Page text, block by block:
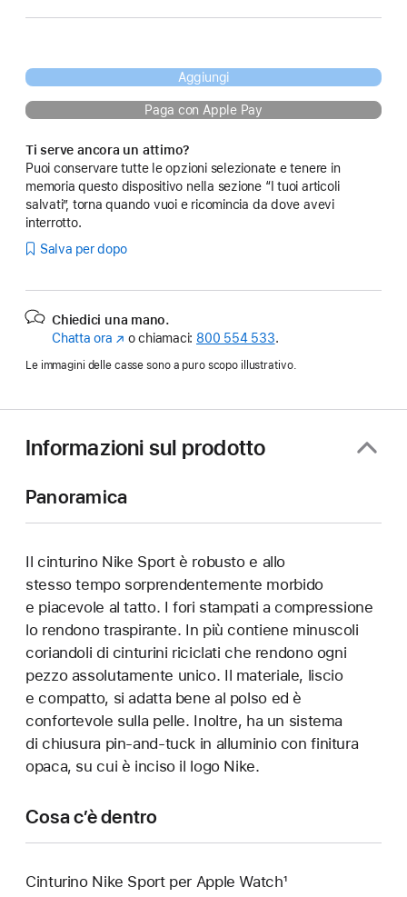
Aggiungi
Paga con Apple Pay
Ti serve ancora un attimo?
Puoi conservare tutte le opzioni selezionate e tenere in
memoria questo dispositivo nella sezione “I tuoi articoli
salvati”, torna quando vuoi e ricomincia da dove avevi
interrotto.
Salva per dopo
Chiedici una mano.
Chatta ora (Si
nuova
o chiamaci: 800 554 533.
Le immagini delle casse sono a puro scopo illustrativo.
Informazioni sul prodotto
Panoramica
Il cinturino Nike Sport è robusto e allo
stesso tempo sorprendentemente morbido
e piacevole al tatto. I fori stampati a compressione
lo rendono traspirante. In più contiene minuscoli
coriandoli di cinturini riciclati che rendono ogni
pezzo assolutamente unico. Il materiale, liscio
e compatto, si adatta bene al polso ed è
confortevole sulla pelle. Inoltre, ha un sistema
di chiusura pin-and-tuck in alluminio con finitura
opaca, su cui è inciso il logo Nike.
Cosa c’è dentro
Cinturino Nike Sport per Apple Watch¹